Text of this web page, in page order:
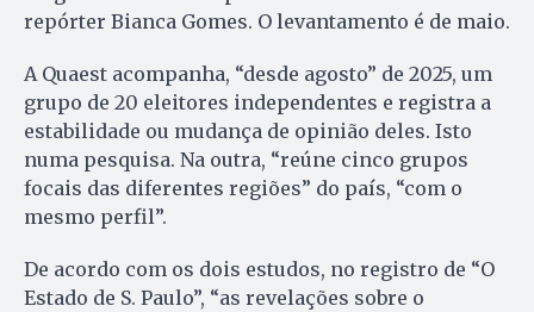
repórter Bianca Gomes. O levantamento é de maio.
A Quaest acompanha, “desde agosto” de 2025, um
grupo de 20 eleitores independentes e registra a
estabilidade ou mudança de opinião deles. Isto
numa pesquisa. Na outra, “reúne cinco grupos
focais das diferentes regiões” do país, “com o
mesmo perfil”.
De acordo com os dois estudos, no registro de “O
Estado de S. Paulo”, “as revelações sobre o